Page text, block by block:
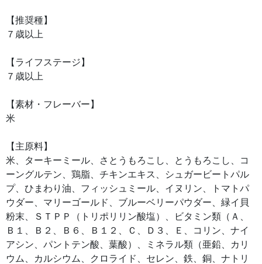
【推奨種】
７歳以上
【ライフステージ】
７歳以上
【素材・フレーバー】
米
【主原料】
米、ターキーミール、さとうもろこし、とうもろこし、コ
ーングルテン、鶏脂、チキンエキス、シュガービートパル
プ、ひまわり油、フィッシュミール、イヌリン、トマトパ
ウダー、マリーゴールド、ブルーベリーパウダー、緑イ貝
粉末、ＳＴＰＰ（トリポリリン酸塩）、ビタミン類（Ａ、
Ｂ１、Ｂ２、Ｂ６、Ｂ１２、Ｃ、Ｄ３、Ｅ、コリン、ナイ
アシン、パントテン酸、葉酸）、ミネラル類（亜鉛、カリ
ウム、カルシウム、クロライド、セレン、鉄、銅、ナトリ